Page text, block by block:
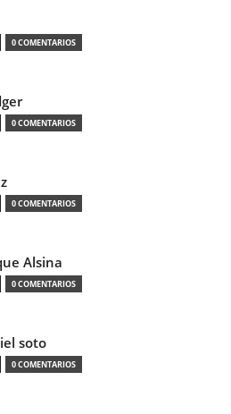
0 COMENTARIOS
0 COMENTARIOS
0 COMENTARIOS
Alsina
0 COMENTARIOS
soto
0 COMENTARIOS